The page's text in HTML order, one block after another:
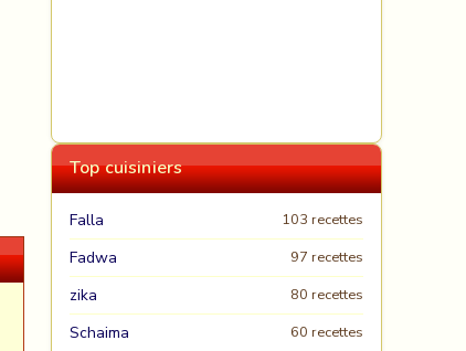
Top cuisiniers
Falla 103 recettes
Fadwa 97 recettes
zika 80 recettes
Schaima 60 recettes